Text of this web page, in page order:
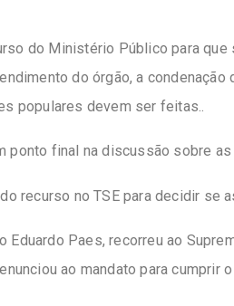
do Ministério Público para que
do órgão, a
populares devem ser feitas..
ponto final na discussão sobre
do recurso no TSE para decidir se
Eduardo Paes, recorreu ao
ao mandato para